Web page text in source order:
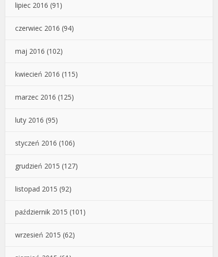
lipiec 2016 (91)
czerwiec 2016 (94)
maj 2016 (102)
kwiecień 2016 (115)
marzec 2016 (125)
luty 2016 (95)
styczeń 2016 (106)
grudzień 2015 (127)
listopad 2015 (92)
październik 2015 (101)
wrzesień 2015 (62)